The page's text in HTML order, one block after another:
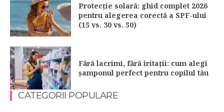
Protecție solară: ghid complet 2026
pentru alegerea corectă a SPF-ului
(15 vs. 30 vs. 50)
Fără lacrimi, fără iritații: cum alegi
șamponul perfect pentru copilul tău
CATEGORII POPULARE